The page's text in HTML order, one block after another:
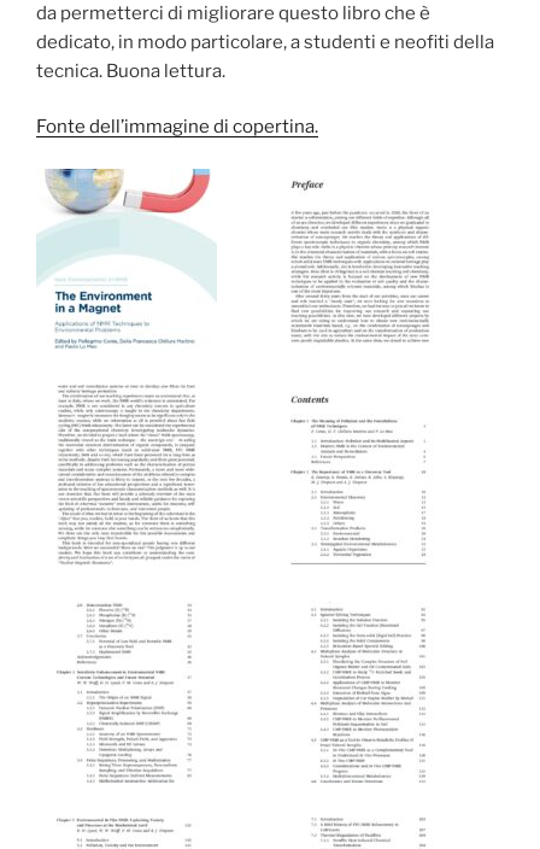
da permetterci di migliorare questo libro che è
dedicato, in modo particolare, a studenti e neofiti della
tecnica. Buona lettura.
Fonte dell’immagine di copertina.